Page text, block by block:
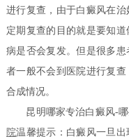
进行复查，由于白癜风在治
定期复查的目的就是要知
病是否会复发。但是很多
者一般不会到医院进行复
合成情况。
昆明哪家专治白癜风-哪
院温馨提示：白癜风一旦